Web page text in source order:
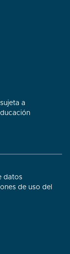
datos
de uso del
a